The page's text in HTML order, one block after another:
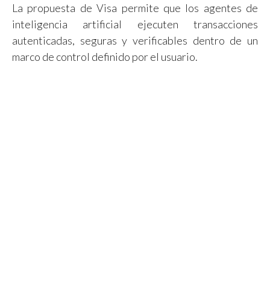
La propuesta de Visa permite que los agentes de
inteligencia artificial ejecuten transacciones
autenticadas, seguras y verificables dentro de un
marco de control definido por el usuario.